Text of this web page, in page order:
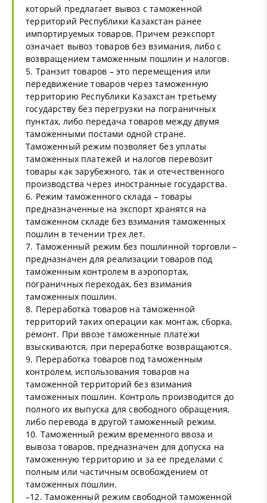
который предлагает вывоз с таможенной
территорий Республики Казахстан ранее
импортируемых товаров. Причем реэкспорт
означает вывоз товаров без взимания, либо с
возвращением таможенным пошлин и налогов.
5. Транзит товаров – это перемещения или
передвижение товаров через таможенную
территорию Республики Казахстан третьему
государству без перегрузки на пограничных
пунктах, либо передача товаров между двумя
таможенными постами одной стране.
Таможенный режим позволяет без уплаты
таможенных платежей и налогов перевозит
товары как зарубежного, так и отечественного
производства через иностранные государства.
6. Режим таможенного склада – товары
предназначенные на экспорт хранятся на
таможенном складе без взимания таможенных
пошлин в течении трех лет.
7. Таможенный режим без пошлинной торговли –
предназначен для реализации товаров под
таможенным контролем в аэропортах,
пограничных переходах, без взимания
таможенных пошлин.
8. Переработка товаров на таможенной
территорий таких операции как монтаж, сборка,
ремонт. При ввозе таможенные платежи
взыскиваются, при переработке возвращаются.
9. Переработка товаров под таможенным
контролем, использования товаров на
таможенной территорий без взимания
таможенных пошлин. Контроль производится до
полного их выпуска для свободного обращения,
либо перевода в другой таможенный режим.
10. Таможенный режим временного ввоза и
вывоза товаров, предназначен для допуска на
таможенную территорию и за ее пределами с
полным или частичным освобождением от
таможенных пошлин.
–12. Таможенный режим свободной таможенной